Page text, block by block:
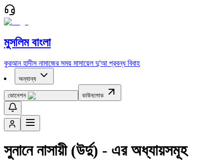
মুসলিম বাংলা
কুরআন হাদীস নামাজের সময় মাসায়েল দু'আ প্রবন্ধ বিবাহ
অন্যান্য
ডোনেশন ডাউনলোড
সুনানে নাসায়ী (উর্দু) - এর অধ্যায়সমূহ